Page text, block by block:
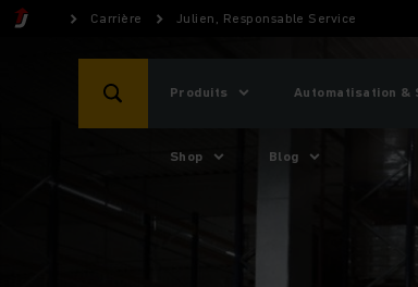
Carrière Julien, Responsable Service
Produits Automatisation &
Shop Blog